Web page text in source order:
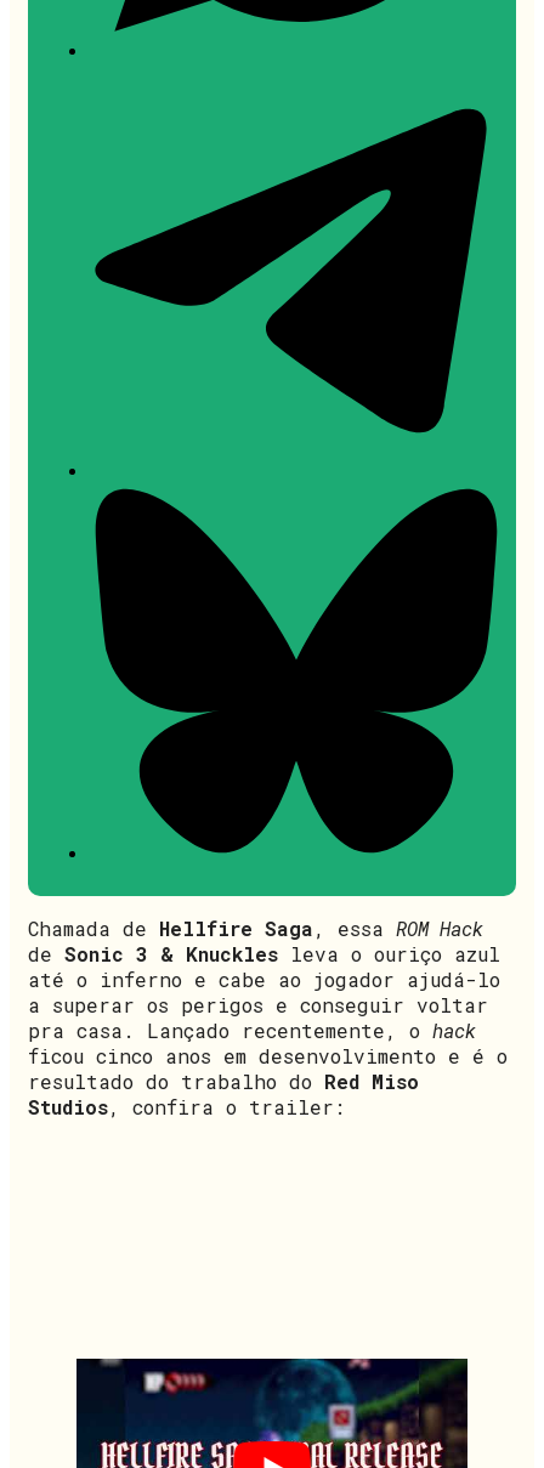
Chamada de Hellfire Saga, essa ROM Hack
de Sonic 3 & Knuckles leva o ouriço azul
até o inferno e cabe ao jogador ajudá-lo
a superar os perigos e conseguir voltar
pra casa. Lançado recentemente, o hack
ficou cinco anos em desenvolvimento e é o
resultado do trabalho do Red Miso
Studios, confira o trailer: